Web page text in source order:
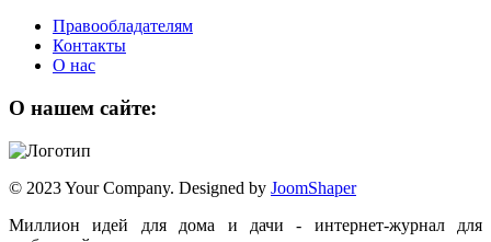
Правообладателям
Контакты
О нас
О нашем сайте:
© 2023 Your Company. Designed by JoomShaper
Миллион идей для дома и дачи - интернет-журнал для